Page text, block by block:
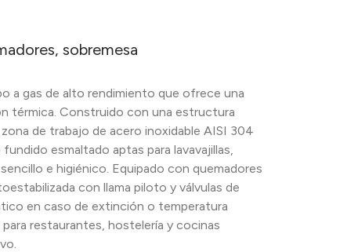
sobremesa
a gas de alto rendimiento que ofrece una
térmica. Construido con una estructura
de trabajo de acero inoxidable AISI 304
esmaltado aptas para lavavajillas,
e higiénico. Equipado con quemadores
con llama piloto y válvulas de
en caso de extinción o temperatura
restaurantes, hostelería y cocinas